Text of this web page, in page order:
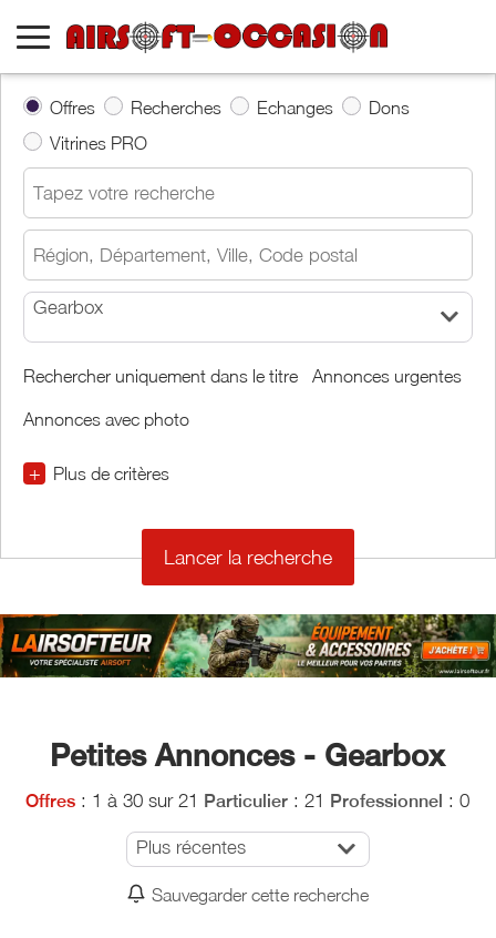
Offres Recherches Echanges
Dons
Vitrines PRO
Gearbox
Rechercher uniquement dans le titre Annonces urgentes
Annonces avec photo
+ Plus de critères
Petites Annonces - Gearbox
Offres : 1 à 30 sur 21 Particulier : 21 Professionnel : 0
Plus récentes
Sauvegarder cette recherche